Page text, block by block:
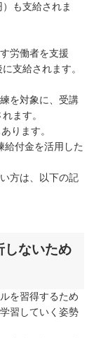
も支給されま
労働者を支援
支給されます。
を対象に、受講
ます。
ります。
給付金を活用した
方は、以下の記
しないため
を習得するため
習していく姿勢